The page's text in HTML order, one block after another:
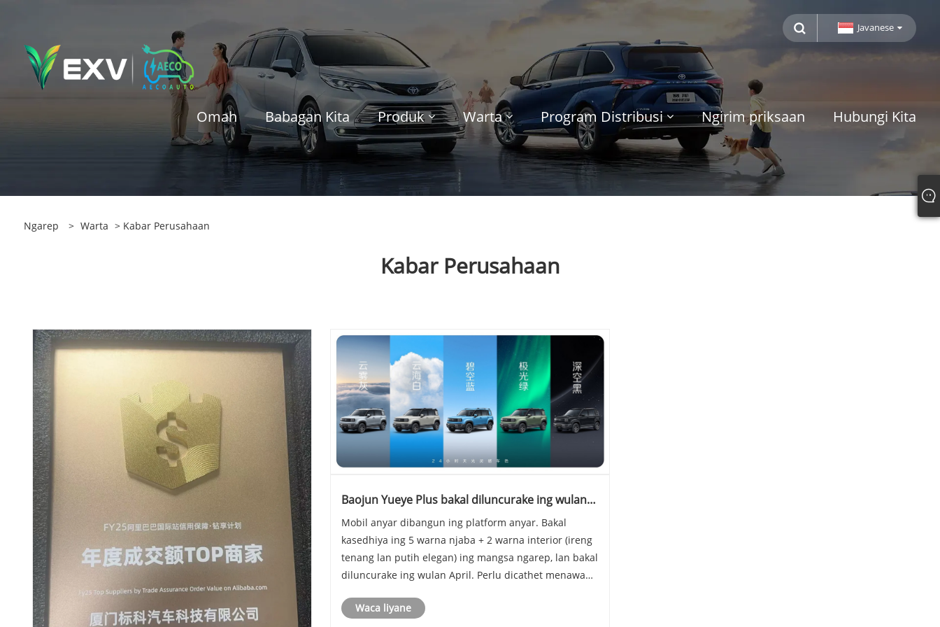
Javanese
Omah Babagan Kita Produk Warta Program Distribusi Ngirim priksaan Hubungi Kita
Ngarep > Warta > Kabar Perusahaan
Kabar Perusahaan
Baojun Yueye Plus bakal diluncurake ing wulan
Mobil anyar dibangun ing platform anyar. Bakal
kasedhiya ing 5 warna njaba + 2 warna interior (ireng
tenang lan putih elegan) ing mangsa ngarep, lan bakal
diluncurake ing wulan April. Perlu dicathet menawa
lawang.
Waca liyane